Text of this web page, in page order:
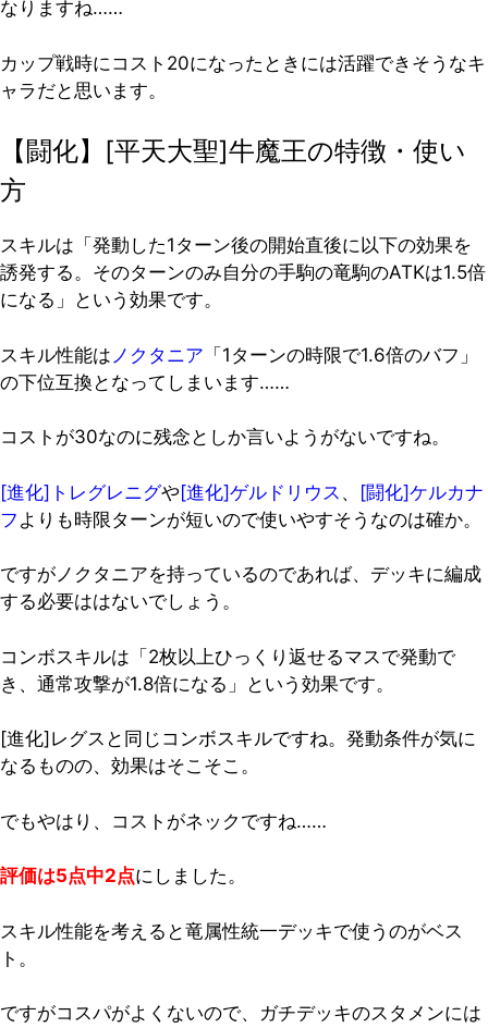
なりますね……
カップ戦時にコスト20になったときには活躍できそうなキ
ャラ だと思います。
【闘化】[平天大聖]牛魔王の特徴・使い
方
スキルは「発動した1ターン後の開始直後に以下の効果を
誘発する。そのターンのみ自分の手駒の竜駒のATKは1.5倍
になる」という効果です。
スキル性能は ノクタニア 「1ターンの時限で1.6倍のバフ」
の下位互換となってしまいます……
コストが30なのに残念としか言いようがないですね。
[進化]トレグレニグや[進化]ゲルドリウス 、 [闘化]ケルカナ
フ よりも時限ターンが短いので使いやすそうなのは確か。
ですがノクタニアを持っているのであれば、デッキに編成
する必要ははないでしょう。
コンボスキルは「2枚以上ひっくり返せるマスで発動で
き、通常攻撃が1.8倍になる」という効果です。
[進化]レグスと同じコンボスキルですね。発動条件が気に
なるものの、効果はそこそこ。
でもやはり、コストがネックですね……
評価は5点中2点にしました。
スキル性能を考えると竜属性統一デッキで使うのがベス
ト。
ですがコスパがよくないので、ガチデッキのスタメンには